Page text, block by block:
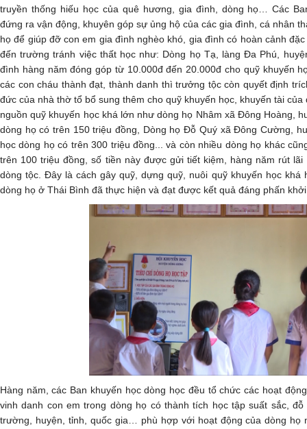
truyền thống hiếu học của quê hương, gia đình, dòng họ… Các
đứng ra vận động, khuyên góp sự ủng hộ của các gia đình, cá nhân
họ để giúp đỡ con em gia đình nghèo khó, gia đình có hoàn cảnh
đến trường tránh việc thất học như: Dòng họ Tạ, làng Đa Phú,
đình hàng năm đóng góp từ 10.000đ đến 20.000đ cho quỹ khuyến
các con cháu thành đạt, thành danh thì trưởng tộc còn quyết định
đức của nhà thờ tổ bổ sung thêm cho quỹ khuyến học, khuyến tài
nguồn quỹ khuyến học khá lớn như dòng họ Nhâm xã Đông Hoàng,
dòng họ có trên 150 triệu đồng, Dòng họ Đỗ Quý xã Đông Cường,
học dòng họ có trên 300 triệu đồng... và còn nhiều dòng họ khác
trên 100 triệu đồng, số tiền này được gửi tiết kiệm, hàng năm rút
dòng tộc. Đây là cách gây quỹ, dựng quỹ, nuôi quỹ khuyến học khá
dòng họ ở Thái Bình đã thực hiện và đạt được kết quả đáng phấn
Hàng năm, các Ban khuyến học dòng học đều tổ chức các hoạt
vinh danh con em trong dòng họ có thành tích học tập suất sắc,
trường, huyện, tỉnh, quốc gia… phù hợp với hoạt động của dòng họ